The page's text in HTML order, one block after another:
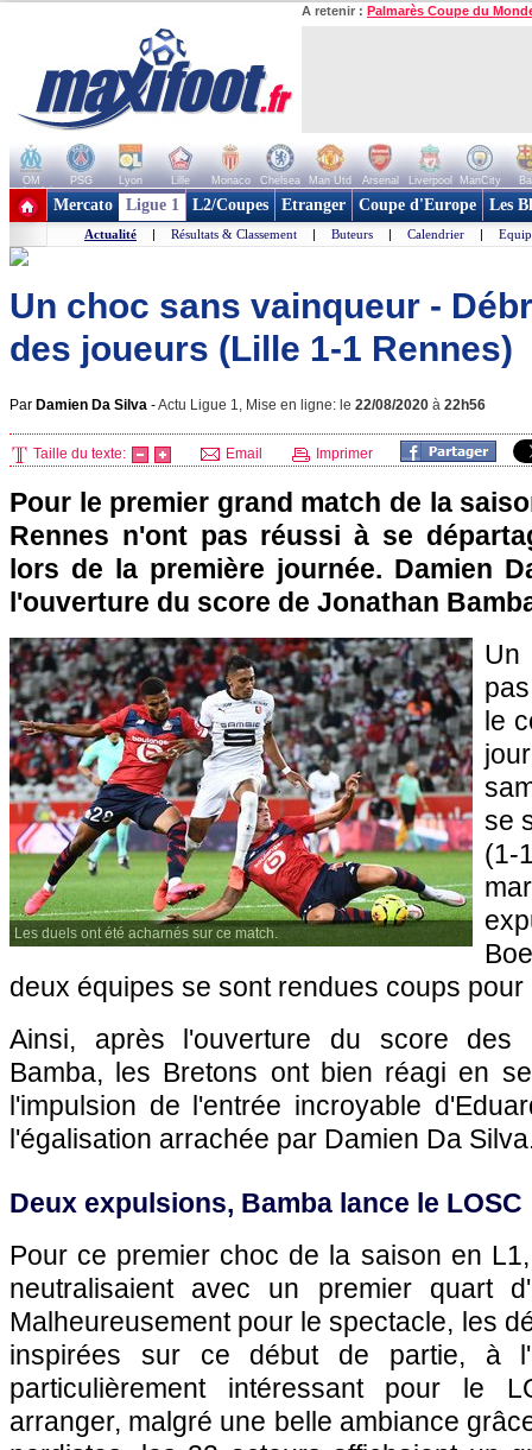
A retenir : Palmarès Coupe du
OM PSG Lyon Lille Monaco Chelsea Man Utd Arsenal Liverpool ManCity
+ de clubs
Mercato Ligue 1 L2/Coupes Etranger Coupe d'Europe Les
Actualité | Résultats & Classement | Buteurs | Calendrier |
Un choc sans vainqueur -
des joueurs (Lille 1-1 Rennes)
Par Damien Da Silva -Actu Ligue 1, Mise en ligne: le 22/08/2020 à 22h56
Taille du texte: Email Imprimer
Pour le premier grand match de la
Rennes n'ont pas réussi à se
lors de la première journée. Damien
l'ouverture du score de Jonathan
Les duels ont été acharnés sur ce match.
Un
le
se
(1-
deux équipes se sont rendues coups pour
Ainsi, après l'ouverture du score des
Bamba, les Bretons ont bien réagi en
l'impulsion de l'entrée incroyable
l'égalisation arrachée par Damien Da
Deux expulsions, Bamba lance le LOSC
Pour ce premier choc de la saison en
neutralisaient avec un premier quart
Malheureusement pour le spectacle, les
inspirées sur ce début de partie, à
particulièrement intéressant pour le
arranger, malgré une belle ambiance